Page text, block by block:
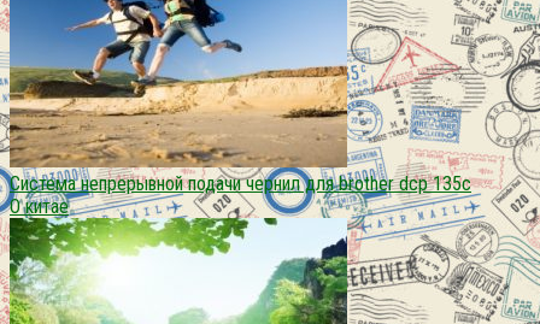
Система непрерывной подачи чернил для brother dcp 135c
О китае